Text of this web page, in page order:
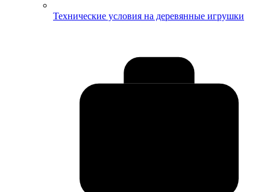
Технические условия на деревянные игрушки